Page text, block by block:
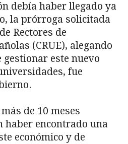
debía haber llegado ya
la prórroga solicitada
Rectores de
(CRUE), alegando
este nuevo
fue
de 10 meses
haber encontrado una
económico y de